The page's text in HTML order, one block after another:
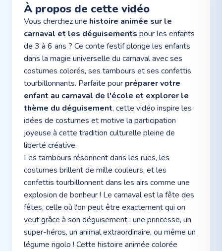
À propos de cette vidéo
Vous cherchez une histoire animée sur le
carnaval et les déguisements pour les enfants
de 3 à 6 ans ? Ce conte festif plonge les enfants
dans la magie universelle du carnaval avec ses
costumes colorés, ses tambours et ses confettis
tourbillonnants. Parfaite pour préparer votre
enfant au carnaval de l'école et explorer le
thème du déguisement, cette vidéo inspire les
idées de costumes et motive la participation
joyeuse à cette tradition culturelle pleine de
liberté créative.
Les tambours résonnent dans les rues, les
costumes brillent de mille couleurs, et les
confettis tourbillonnent dans les airs comme une
explosion de bonheur ! Le carnaval est la fête des
fêtes, celle où l'on peut être exactement qui on
veut grâce à son déguisement : une princesse, un
super-héros, un animal extraordinaire, ou même un
légume rigolo ! Cette histoire animée colorée